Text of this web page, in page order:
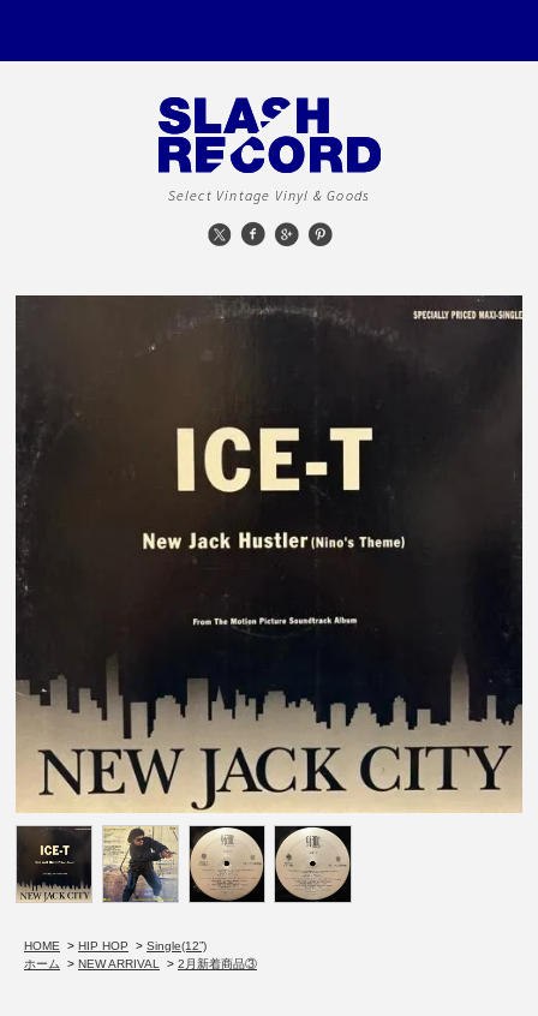
Select Vintage Vinyl & Goods
HOME > HIP HOP > Single(12”)
ホーム
> NEW ARRIVAL > 2月新着商品③